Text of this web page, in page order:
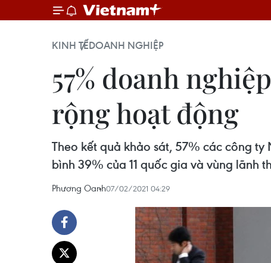
KINH TẾDOANH NGHIỆP
57% doanh
rộng hoạt động
Theo kết quả khảo sát, 57% các công
bình 39% của 11 quốc gia và vùng lãnh
Phương Oanh07/02/2021 04:29